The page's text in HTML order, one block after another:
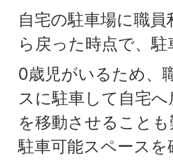
自宅の駐車場に職
ら戻った時点で、
0歳児がいるため、
スに駐車して自宅
を移動させること
駐車可能スペース